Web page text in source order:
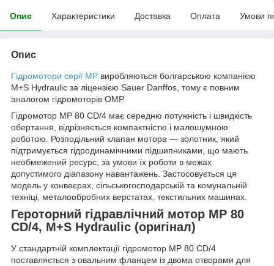
Опис Характеристики Доставка Оплата Умови
Опис
Гідромотори серії MP виробляються болгарською компанією
M+S Hydraulic за ліцензією Sauer Danffos, тому є повним
аналогом гідромоторів ОМР.
Гідромотор MP 80 CD/4 має середню потужність і швидкість
обертання, відрізняється компактністю і малошумною
роботою. Розподільний клапан мотора — золотник, який
підтримується гідродинамічними підшипниками, що мають
необмежений ресурс, за умови їх роботи в межах
допустимого діапазону навантажень. Застосовується ця
модель у конвеєрах, сільськогосподарській та комунальній
техніці, металообробних верстатах, текстильних машинах.
Героторний гідравлічний мотор MP 80
CD/4, M+S Hydraulic (оригінал)
У стандартній комплектації гідромотор MP 80 CD/4
поставляється з овальним фланцем із двома отворами для